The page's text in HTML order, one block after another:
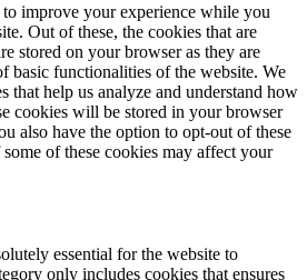
improve your experience while you
Out of these, the cookies that are
stored on your browser as they are
basic functionalities of the website. We
that help us analyze and understand how
cookies will be stored in your browser
also have the option to opt-out of these
of these cookies may affect your
essential for the website to
only includes cookies that ensures